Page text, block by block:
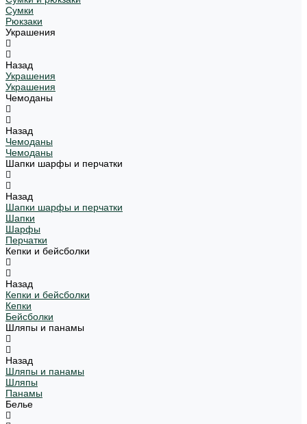
Сумки
Рюкзаки
Украшения
Назад
Украшения
Украшения
Чемоданы
Назад
Чемоданы
Чемоданы
Шапки шарфы и перчатки
Назад
Шапки шарфы и перчатки
Шапки
Шарфы
Перчатки
Кепки и бейсболки
Назад
Кепки и бейсболки
Кепки
Бейсболки
Шляпы и панамы
Назад
Шляпы и панамы
Шляпы
Панамы
Белье